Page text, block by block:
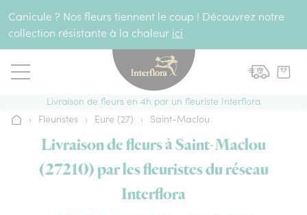
Canicule ? Nos fleurs tiennent le coup ! Découvrez notre
collection résistante à la chaleur ici
Livraison de fleurs en 4h par un fleuriste Interflora
Accueil
› Fleuristes › Eure (27) › Saint-Maclou
Livraison de fleurs à Saint-Maclou
(27210) par les fleuristes du réseau
Interflora